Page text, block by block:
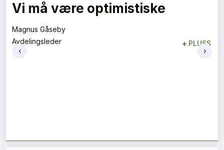
+ PLUSS
– Vi må bygge ned siloene
Aslaug Koksvik
Direktør
‹
›